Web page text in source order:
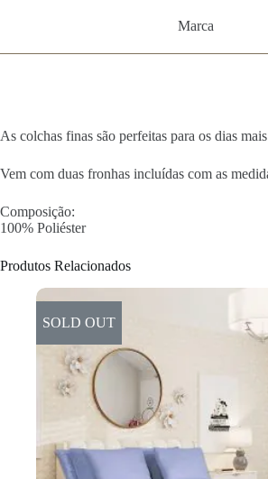
Marca
As colchas finas são perfeitas para os dias
Vem com duas fronhas incluídas com as
Composição:
100% Poliéster
Produtos Relacionados
SOLD OUT